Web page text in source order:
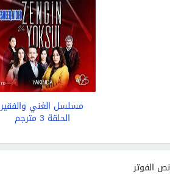
مسلسل الغني والفقير
الحلقة 3 مترجم
نص الفوتر